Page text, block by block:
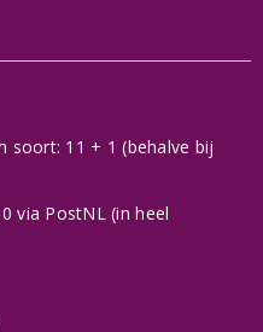
soort: 11 + 1 (behalve bij
via PostNL (in heel